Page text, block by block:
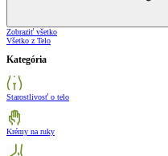
Zobraziť všetko
Všetko z Telo
Kategória
Starostlivosť o telo
Krémy na ruky